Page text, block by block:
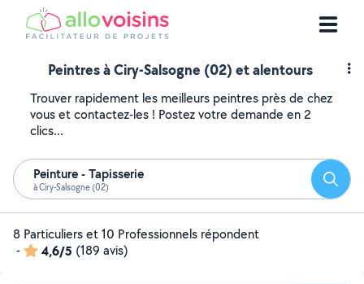
Peintres à Ciry-Salsogne (02) et alentours
Trouver rapidement les meilleurs peintres près de chez
vous et contactez-les ! Postez votre demande en 2
clics...
Peinture - Tapisserie
à Ciry-Salsogne (02)
8 Particuliers et 10 Professionnels répondent
-
4,6/5 (189 avis)